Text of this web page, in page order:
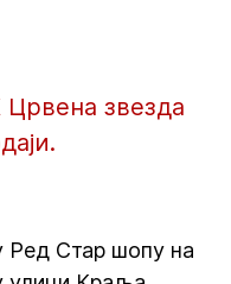
звезда
Ред Стар шопу на